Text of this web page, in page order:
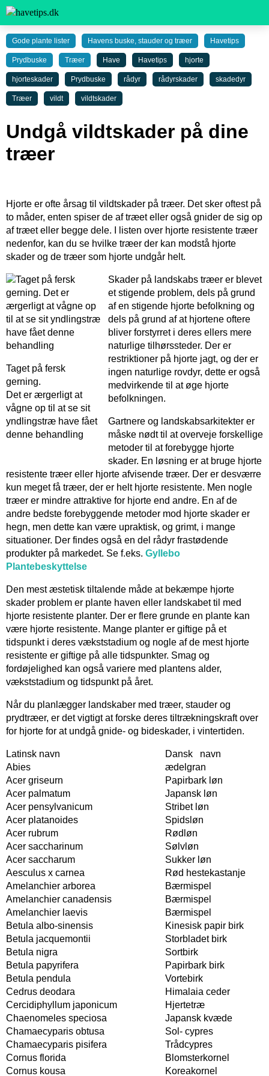
Gode plante lister Havens buske, stauder og træer Havetips
Prydbuske Træer Have Havetips hjorte
hjorteskader Prydbuske rådyr rådyrskader skadedyr
Træer vildt vildtskader
Undgå vildtskader på dine
træer
Hjorte er ofte årsag til vildtskader på træer. Det sker oftest på
to måder, enten spiser de af træet eller også gnider de sig op
af træet eller begge dele. I listen over hjorte resistente træer
nedenfor, kan du se hvilke træer der kan modstå hjorte
skader og de træer som hjorte undgår helt.
Taget på fersk
gerning.
Det er ærgerligt at
vågne op til at se sit
yndlingstræ have fået
denne behandling
Skader på landskabs træer er blevet
et stigende problem, dels på grund
af en stigende hjorte befolkning og
dels på grund af at hjortene oftere
bliver forstyrret i deres ellers mere
naturlige tilhørssteder. Der er
restriktioner på hjorte jagt, og der er
ingen naturlige rovdyr, dette er også
medvirkende til at øge hjorte
befolkningen.
Gartnere og landskabsarkitekter er
måske nødt til at overveje forskellige
metoder til at forebygge hjorte
skader. En løsning er at bruge hjorte
resistente træer eller hjorte afvisende træer. Der er desværre
kun meget få træer, der er helt hjorte resistente. Men nogle
træer er mindre attraktive for hjorte end andre. En af de
andre bedste forebyggende metoder mod hjorte skader er
hegn, men dette kan være upraktisk, og grimt, i mange
situationer. Der findes også en del rådyr frastødende
produkter på markedet. Se f.eks. Gyllebo
Plantebeskyttelse
Den mest æstetisk tiltalende måde at bekæmpe hjorte
skader problem er plante haven eller landskabet til med
hjorte resistente planter. Der er flere grunde en plante kan
være hjorte resistente. Mange planter er giftige på et
tidspunkt i deres vækststadium og nogle af de mest hjorte
resistente er giftige på alle tidspunkter. Smag og
fordøjelighed kan også variere med plantens alder,
vækststadium og tidspunkt på året.
Når du planlægger landskaber med træer, stauder og
prydtræer, er det vigtigt at forske deres tiltrækningskraft over
for hjorte for at undgå gnide- og bideskader, i vintertiden.
Latinsk navn
Dansk navn
Abies
ædelgran
Acer griseurn
Papirbark løn
Acer palmatum
Japansk løn
Acer pensylvanicum
Stribet løn
Acer platanoides
Spidsløn
Acer rubrum
Rødløn
Acer saccharinum
Sølvløn
Acer saccharum
Sukker løn
Aesculus x carnea
Rød hestekastanje
Amelanchier arborea
Bærmispel
Amelanchier canadensis
Bærmispel
Amelanchier laevis
Bærmispel
Betula albo-sinensis
Kinesisk papir birk
Betula jacquemontii
Storbladet birk
Betula nigra
Sortbirk
Betula papyrifera
Papirbark birk
Betula pendula
Vortebirk
Cedrus deodara
Himalaia ceder
Cercidiphyllum japonicum
Hjertetræ
Chaenomeles speciosa
Japansk kvæde
Chamaecyparis obtusa
Sol- cypres
Chamaecyparis pisifera
Trådcypres
Cornus florida
Blomsterkornel
Cornus kousa
Koreakornel